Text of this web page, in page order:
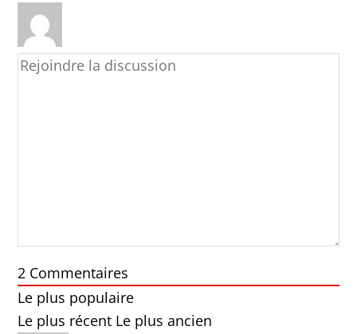
2 Commentaires
Le plus populaire
Le plus récent Le plus ancien